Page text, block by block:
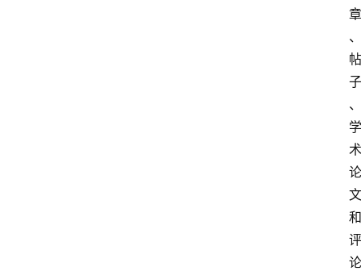
章
、
帖
子
、
学
术
论
文
和
评
论